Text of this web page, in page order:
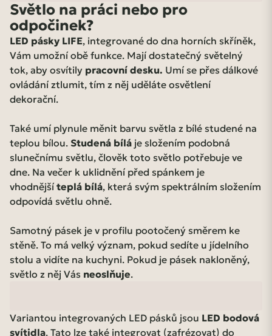
Světlo na práci nebo pro
odpočinek?
LED pásky LIFE, integrované do dna horních skříněk,
Vám umožní obě funkce. Mají dostatečný světelný
tok, aby osvítily pracovní desku. Umí se přes dálkové
ovládání ztlumit, tím z něj uděláte osvětlení
dekorační.
Také umí plynule měnit barvu světla z bílé studené na
teplou bílou. Studená bílá je složením podobná
slunečnímu světlu, člověk toto světlo potřebuje ve
dne. Na večer k uklidnění před spánkem je
vhodnější teplá bílá, která svým spektrálním složením
odpovídá světlu ohně.
Samotný pásek je v profilu pootočený směrem ke
stěně. To má velký význam, pokud sedíte u jídelního
stolu a vidíte na kuchyni. Pokud je pásek nakloněný,
světlo z něj Vás neoslňuje.
Variantou integrovaných LED pásků jsou LED bodová
svítidla. Tato lze také integrovat (zafrézovat) do